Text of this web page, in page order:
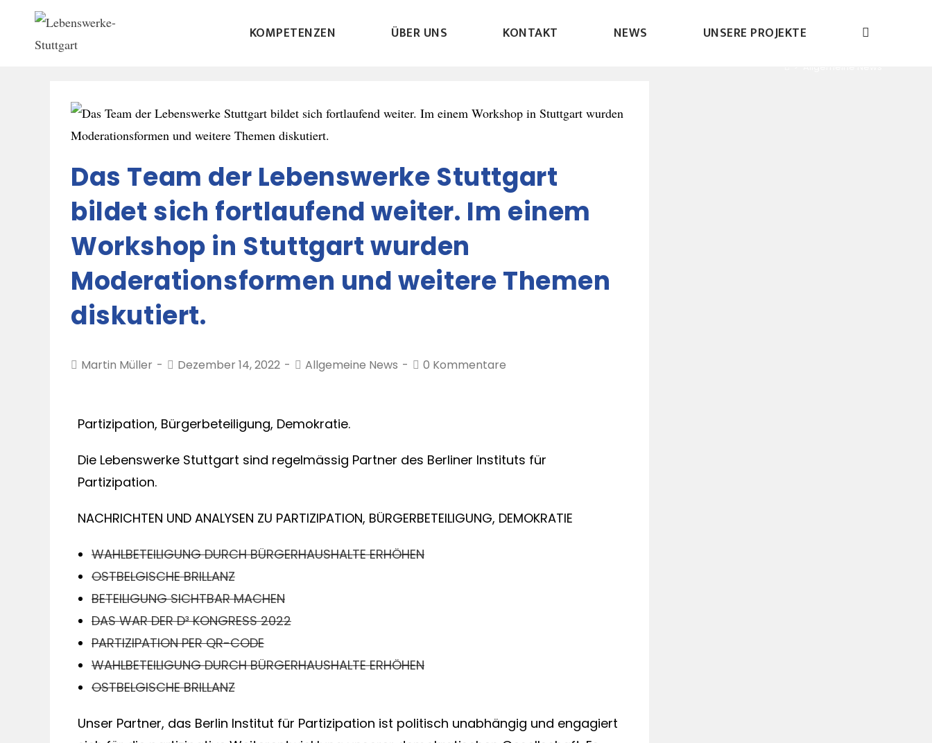
KOMPETENZEN ÜBER UNS KONTAKT NEWS UNSERE PROJEKTE
Das Team der Lebenswerke Stuttgart
bildet sich fortlaufend weiter. Im einem
Workshop in Stuttgart wurden
Moderationsformen und weitere Themen
diskutiert.
Martin Müller Dezember 14, 2022 Allgemeine News 0 Kommentare
Partizipation, Bürgerbeteiligung, Demokratie.
Die Lebenswerke Stuttgart sind regelmässig Partner des Berliner Instituts für
Partizipation.
NACHRICHTEN UND ANALYSEN ZU PARTIZIPATION, BÜRGERBETEILIGUNG, DEMOKRATIE
WAHLBETEILIGUNG DURCH BÜRGERHAUSHALTE ERHÖHEN
OSTBELGISCHE BRILLANZ
BETEILIGUNG SICHTBAR MACHEN
DAS WAR DER D³ KONGRESS 2022
PARTIZIPATION PER QR-CODE
WAHLBETEILIGUNG DURCH BÜRGERHAUSHALTE ERHÖHEN
OSTBELGISCHE BRILLANZ
Unser Partner, das Berlin Institut für Partizipation ist politisch unabhängig und engagiert